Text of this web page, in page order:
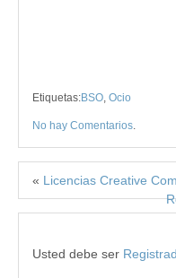
Etiquetas:BSO, Ocio
No hay Comentarios.
« Licencias Creative
Usted debe ser